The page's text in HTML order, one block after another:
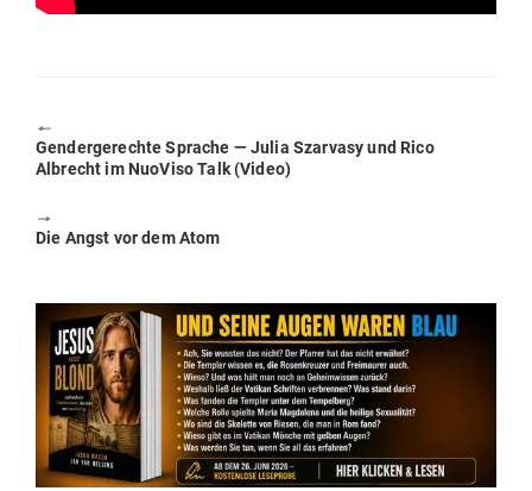
🠔
Previous
post:
Gen­der­ge­rechte Sprache — Julia Szarvasy und Rico
Albrecht im NuoViso Talk (Video)
🠖
Next
Die Angst vor dem Atom